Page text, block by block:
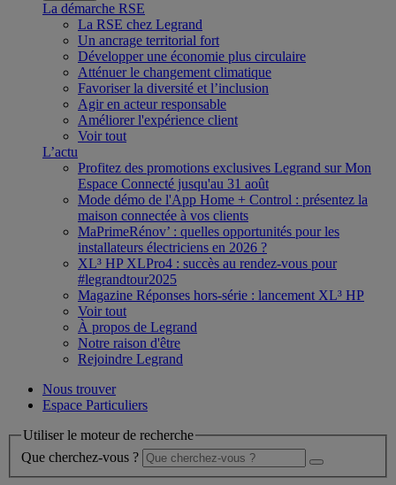
La démarche RSE
La RSE chez Legrand
Un ancrage territorial fort
Développer une économie plus circulaire
Atténuer le changement climatique
Favoriser la diversité et l’inclusion
Agir en acteur responsable
Améliorer l'expérience client
Voir tout
L’actu
Profitez des promotions exclusives Legrand sur Mon
Espace Connecté jusqu'au 31 août
Mode démo de l'App Home + Control : présentez la
maison connectée à vos clients
MaPrimeRénov’ : quelles opportunités pour les
installateurs électriciens en 2026 ?
XL³ HP XLPro4 : succès au rendez-vous pour
#legrandtour2025
Magazine Réponses hors-série : lancement XL³ HP
Voir tout
À propos de Legrand
Notre raison d'être
Rejoindre Legrand
Nous trouver
Espace Particuliers
Utiliser le moteur de recherche
Que cherchez-vous ?